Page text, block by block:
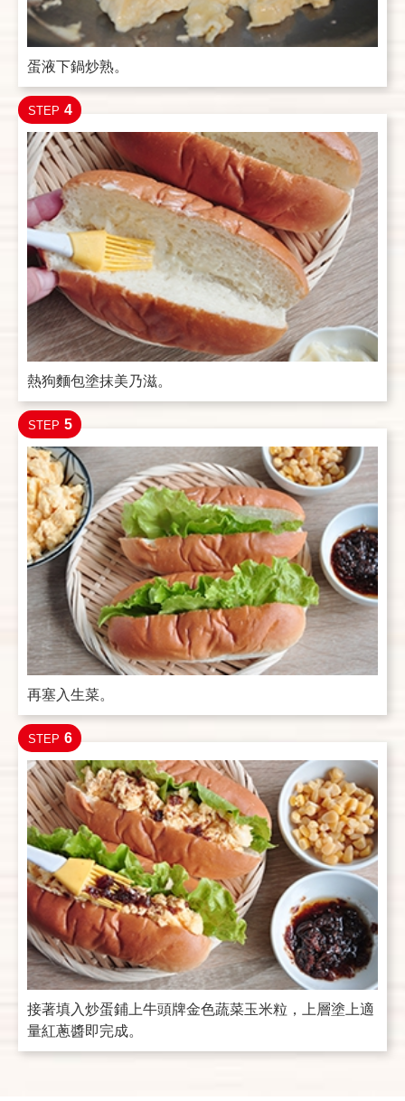
蛋液下鍋炒熟。
STEP 4
熱狗麵包塗抹美乃滋。
STEP 5
再塞入生菜。
STEP 6
接著填入炒蛋鋪上牛頭牌金色蔬菜玉米粒，上層塗上適
量紅蔥醬即完成。